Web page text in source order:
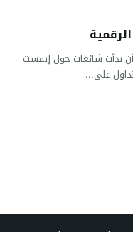
بدأت شائعات حول إيفست
على...